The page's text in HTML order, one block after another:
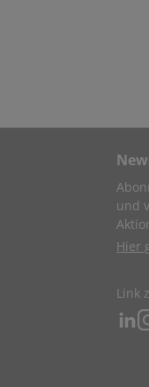
und
Hier
Link